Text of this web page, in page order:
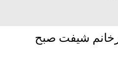
شیفت صبح